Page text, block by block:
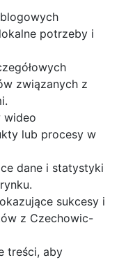
potrzeby i
związanych z
wideo
lub procesy w
dane i statystyki
sukcesy i
z Czechowic-
treści, aby